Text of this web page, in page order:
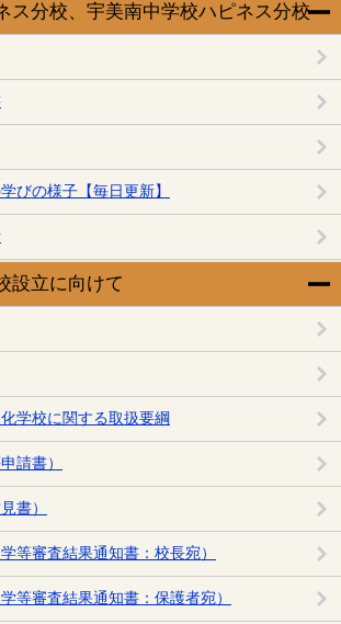
ス分校、宇美南中学校ハピネス分校
びの様子【毎日更新】
設立に向けて
学校に関する取扱要綱
請書）
書）
等審査結果通知書：校長宛）
等審査結果通知書：保護者宛）